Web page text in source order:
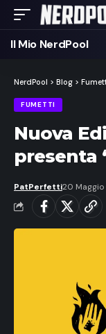
Il Mio NerdPool
NerdPool > Blog >
FUMETTI
Nuova
presenta
PatPerfetti20